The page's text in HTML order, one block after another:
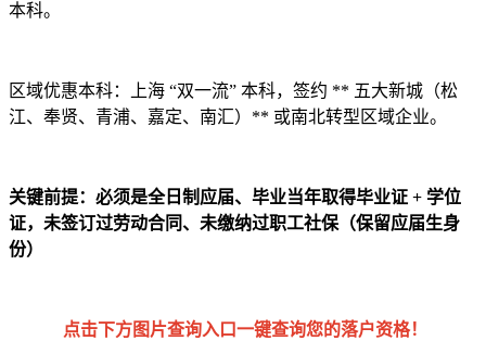
本科。
区域优惠本科：上海 “双一流” 本科，签约 ** 五大新城（松
江、奉贤、青浦、嘉定、南汇）** 或南北转型区域企业。
关键前提：必须是全日制应届、毕业当年取得毕业证 + 学位
证，未签订过劳动合同、未缴纳过职工社保（保留应届生身
份）
点击下方图片查询入口一键查询您的落户资格！